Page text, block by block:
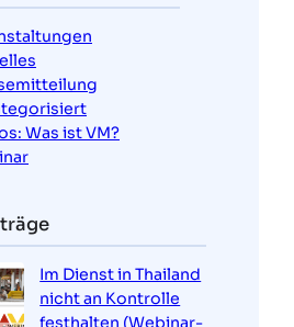
Was ist VM?
Im Dienst in Thailand
nicht an Kontrolle
festhalten (Webinar-